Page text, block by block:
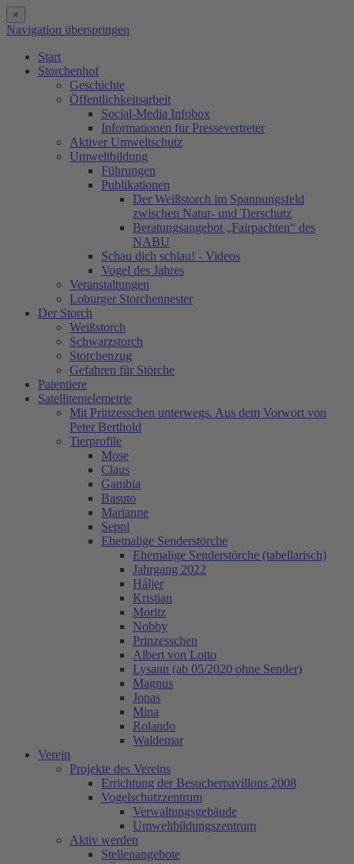
×
Navigation überspringen
Start
Storchenhof
Geschichte
Öffentlichkeitsarbeit
Social-Media Infobox
Informationen für Pressevertreter
Aktiver Umweltschutz
Umweltbildung
Führungen
Publikationen
Der Weißstorch im Spannungsfeld
zwischen Natur- und Tierschutz
Beratungsangebot „Fairpachten“ des
NABU
Schau dich schlau! - Videos
Vogel des Jahres
Veranstaltungen
Loburger Storchennester
Der Storch
Weißstorch
Schwarzstorch
Storchenzug
Gefahren für Störche
Patentiere
Satellitentelemetrie
Mit Prinzesschen unterwegs. Aus dem Vorwort von
Peter Berthold
Tierprofile
Mose
Claus
Gambia
Basuto
Marianne
Seppl
Ehemalige Senderstörche
Ehemalige Senderstörche (tabellarisch)
Jahrgang 2022
Håljer
Kristian
Moritz
Nobby
Prinzesschen
Albert von Lotto
Lysann (ab 05/2020 ohne Sender)
Magnus
Jonas
Mina
Rolando
Waldemar
Verein
Projekte des Vereins
Errichtung der Besucherpavillons 2008
Vogelschutzzentrum
Verwaltungsgebäude
Umweltbildungszentrum
Aktiv werden
Stellenangebote